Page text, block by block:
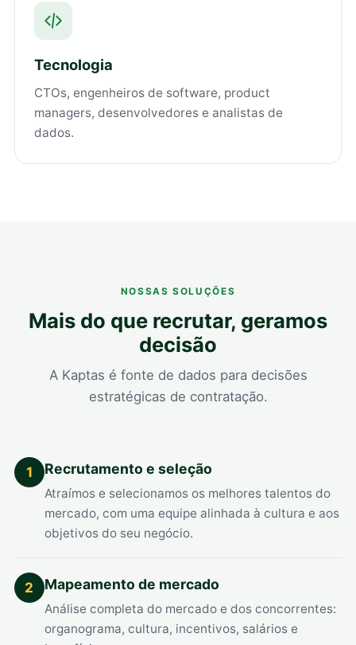
Tecnologia
CTOs, engenheiros de software, product
managers, desenvolvedores e analistas de
dados.
NOSSAS SOLUÇÕES
Mais do que recrutar, geramos
decisão
A Kaptas é fonte de dados para decisões
estratégicas de contratação.
1 Recrutamento e seleção
Atraímos e selecionamos os melhores talentos do
mercado, com uma equipe alinhada à cultura e aos
objetivos do seu negócio.
2 Mapeamento de mercado
Análise completa do mercado e dos concorrentes:
organograma, cultura, incentivos, salários e